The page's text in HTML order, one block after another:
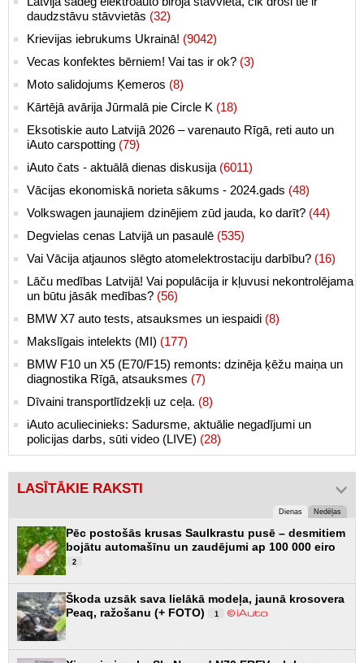
daudzstāvu stāvvietās (32)
Krievijas iebrukums Ukrainā! (9042)
Vecas konfektes bērniem! Vai tas ir ok? (3)
Moto salidojums Ķemeros (8)
Kārtējā avārija Jūrmalā pie Circle K (18)
Eksotiskie auto Latvijā 2026 – varenauto Rīgā, reti auto un
iAuto carspotting (79)
iAuto čats - aktuālā dienas diskusija (6011)
Vācijas ekonomiskā norieta sākums - 2024.gads (48)
Volkswagen jaunajiem dzinējiem zūd jauda, ko darīt? (44)
Degvielas cenas Latvijā un pasaulē (535)
Vai Vācija atjaunos slēgto atomelektrostaciju darbību? (16)
Lāču medības Latvijā! Vai populācija ir kļuvusi nekontrolējama
un būtu jāsāk medības? (56)
BMW X7 auto tests, atsauksmes un iespaidi (8)
Makslīgais intelekts (MI) (177)
BMW F10 un X5 (E70/F15) remonts: dzinēja ķēžu maiņa un
diagnostika Rīgā, atsauksmes (7)
Dīvaini transportlīdzekļi uz ceļa. (8)
iAuto aculiecinieks: Sadursme, aktuālie negadījumi un
policijas darbs, sūti video (LIVE) (28)
LASĪTĀKIE RAKSTI
Dienas Nedēļas
Pēc postošās krusas Saulkrastu pusē – desmitiem
bojātu automašīnu un zaudējumi ap 100 000 eiro
2
Škoda uzsāk sava lielākā modeļa, jaunā krosovera
Peaq, ražošanu (+ FOTO)
1